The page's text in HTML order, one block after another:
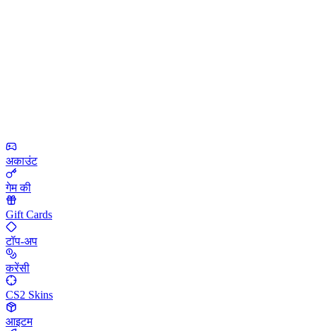
अकाउंट
गेम की
Gift Cards
टॉप-अप
करेंसी
CS2 Skins
आइटम